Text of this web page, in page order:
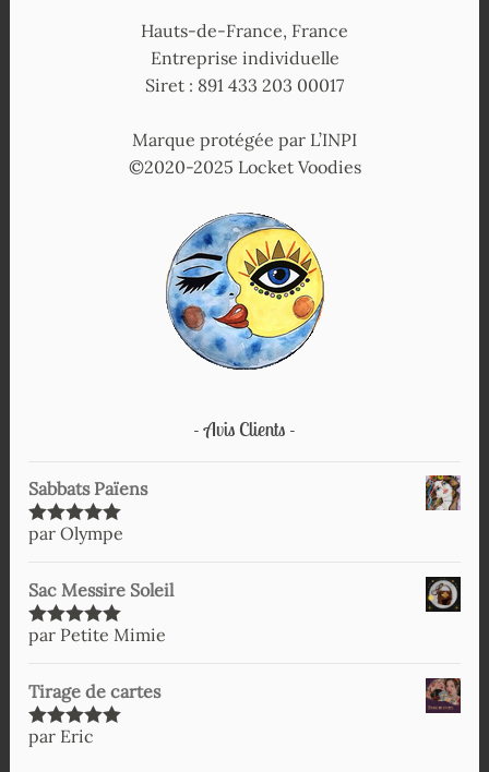
Hauts-de-France, France
Entreprise individuelle
Siret : 891 433 203 00017
Marque protégée par L’INPI
©2020-2025 Locket Voodies
Avis Clients
Sabbats Païens
Note5sur
par Olympe
Sac Messire Soleil
Note5sur
par Petite Mimie
Tirage de cartes
Note5sur
par Eric